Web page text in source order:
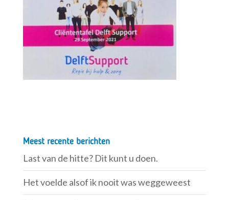
Meest recente berichten
Last van de hitte? Dit kunt u doen.
Het voelde alsof ik nooit was weggeweest